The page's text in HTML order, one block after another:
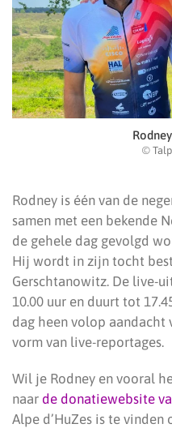
©
Rodney is één van de
samen met een bekende
de gehele dag gevolgd
Hij wordt in zijn tocht
Gerschtanowitz. De live-
10.00 uur en duurt tot
dag heen volop aandacht
vorm van live-reportages.
Wil je Rodney en vooral
naar de donatiewebsite
Alpe d’HuZes is te vinden